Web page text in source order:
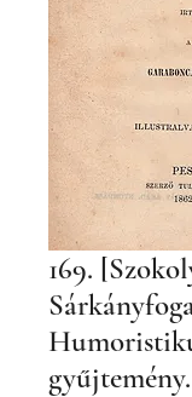
169.
gyűjtemény.